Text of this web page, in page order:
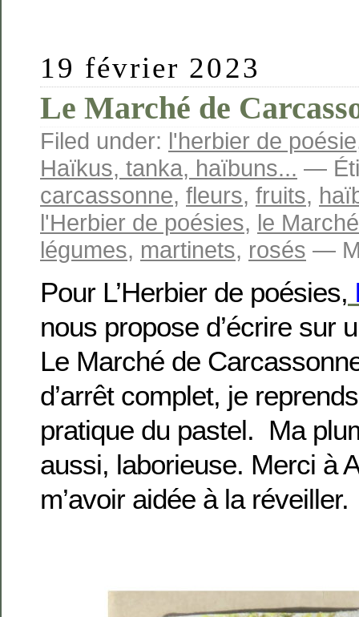
19 février 2023
Le Marché de
Filed under: l'herbier de poésie
Haïkus, tanka, haïbuns... —
carcassonne, fleurs, fruits,
l'Herbier de poésies, le
légumes, martinets, rosés —
Pour L’Herbier de poésies,
nous propose d’écrire sur
Le Marché de
d’arrêt complet, je
pratique du pastel. Ma
aussi, laborieuse. Merci à
m’avoir aidée à la réveiller.